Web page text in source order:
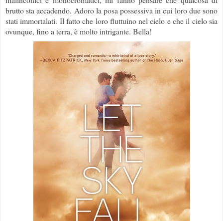
brutto sta accadendo. Adoro la posa possessiva in cui loro due sono
stati immortalati. Il fatto che loro fluttuino nel cielo e che il cielo sia
ovunque, fino a terra, è molto intrigante. Bella!